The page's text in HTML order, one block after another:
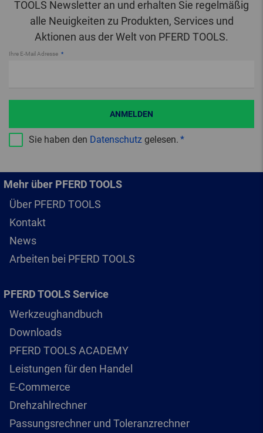
TOOLS Newsletter an und erhalten Sie regelmäßig
alle Neuigkeiten zu Produkten, Services und
Aktionen aus der Welt von PFERD TOOLS.
Ihre E-Mail Adresse
Sie haben den Datenschutz gelesen.
ANMELDEN
Mehr über PFERD TOOLS
Über PFERD TOOLS
Kontakt
News
Arbeiten bei PFERD TOOLS
PFERD TOOLS Service
Werkzeughandbuch
Downloads
PFERD TOOLS ACADEMY
Leistungen für den Handel
E-Commerce
Drehzahlrechner
Passungsrechner und Toleranzrechner